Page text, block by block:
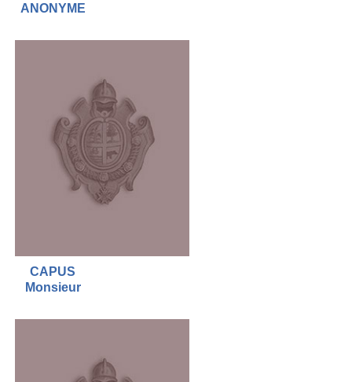
ANONYME
CAPUS
Monsieur